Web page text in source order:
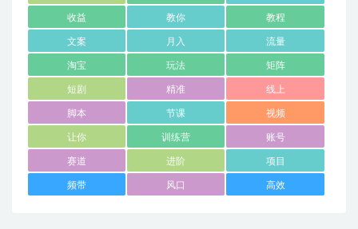
收益 教你 教程
文案 月入 流量
淘宝 玩法 矩阵
短剧 精准 线上
脚本 节课 视频
让你 训练营 账号
赛道 进阶 项目
频带 风口 高效